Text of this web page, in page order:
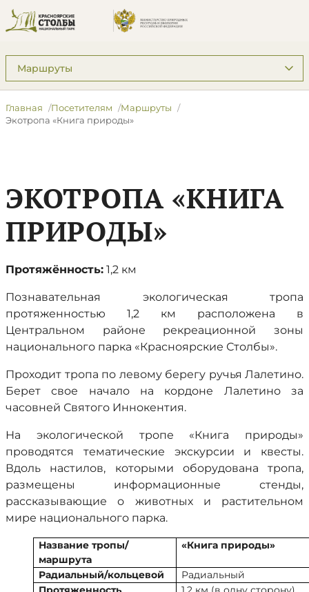
Подразделы: Посетителям
Главная Посетителям
Маршруты
Экотропа «Книга природы»
ЭКОТРОПА «КНИГА
ПРИРОДЫ»
Протяжённость: 1,2 км
Познавательная экологическая тропа
протяженностью 1,2 км расположена в
Центральном районе рекреационной зоны
национального парка «Красноярские Столбы».
Проходит тропа по левому берегу ручья Лалетино.
Берет свое начало на кордоне Лалетино за
часовней Святого Иннокентия.
На экологической тропе «Книга природы»
проводятся тематические экскурсии и квесты.
Вдоль настилов, которыми оборудована тропа,
размещены информационные стенды,
рассказывающие о животных и растительном
мире национального парка.
Название тропы/
маршрута
«Книга природы»
Радиальный/кольцевой
Радиальный